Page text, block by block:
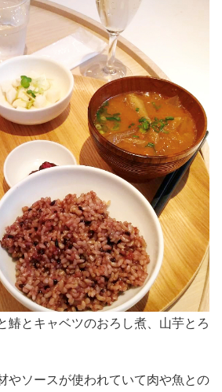
鰆とキャベツのおろし煮、山芋とろ
やソースが使われていて肉や魚との